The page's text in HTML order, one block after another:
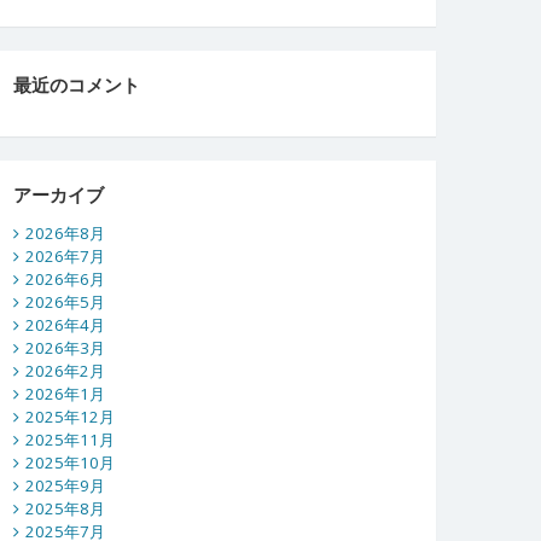
最近のコメント
アーカイブ
2026年8月
2026年7月
2026年6月
2026年5月
2026年4月
2026年3月
2026年2月
2026年1月
2025年12月
2025年11月
2025年10月
2025年9月
2025年8月
2025年7月